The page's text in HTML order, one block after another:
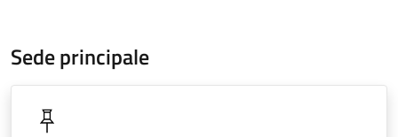
Sede principale